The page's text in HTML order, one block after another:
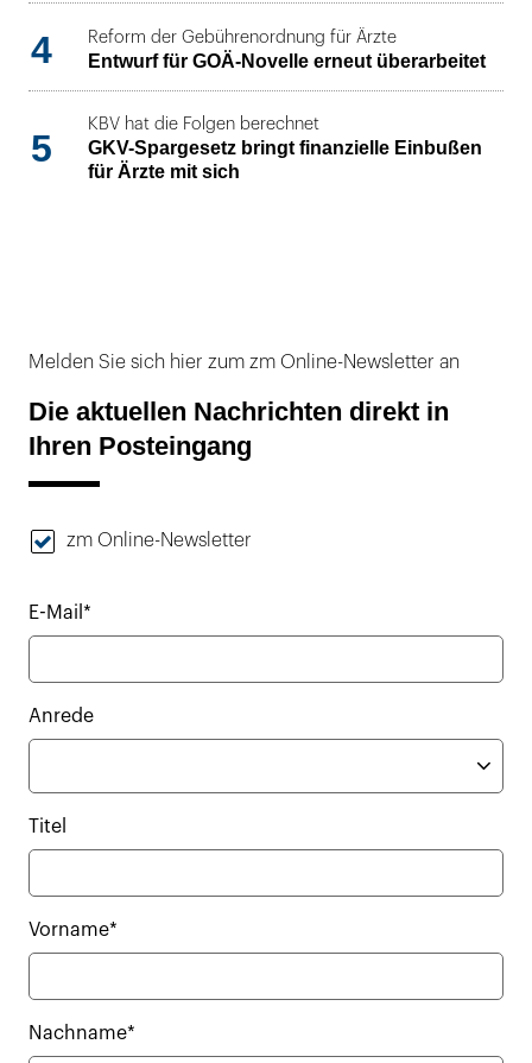
4 Reform der Gebührenordnung für Ärzte
Entwurf für GOÄ-Novelle erneut überarbeitet
5
KBV hat die Folgen berechnet
GKV-Spargesetz bringt finanzielle Einbußen
für Ärzte mit sich
Melden Sie sich hier zum zm Online-Newsletter an
Die aktuellen Nachrichten direkt in
Ihren Posteingang
zm Online-Newsletter
E-Mail*
Anrede
Titel
Vorname*
Nachname*